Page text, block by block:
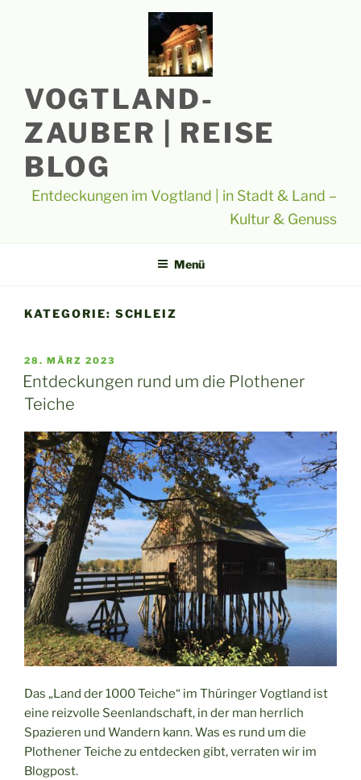
VOGTLAND-
ZAUBER | REISE
BLOG
Entdeckungen im Vogtland | in Stadt & Land –
Kultur & Genuss
Menü
KATEGORIE: SCHLEIZ
VERÖFFENTLICHT
AM
28. MÄRZ 2023
Entdeckungen rund um die Plothener
Teiche
Das „Land der 1000 Teiche“ im Thüringer Vogtland ist
eine reizvolle Seenlandschaft, in der man herrlich
Spazieren und Wandern kann. Was es rund um die
Plothener Teiche zu entdecken gibt, verraten wir im
Blogpost.